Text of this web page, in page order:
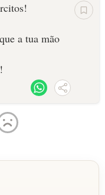
a tua mão